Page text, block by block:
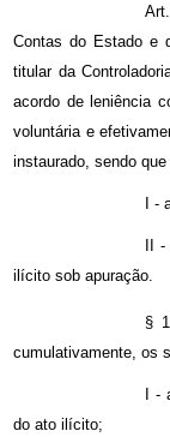
Contas do Estado e
titular da
acordo de leniência
voluntária e
instaurado, sendo
I -
II -
ilícito sob apuração.
§ 1
cumulativamente, os
I
do ato ilícito;